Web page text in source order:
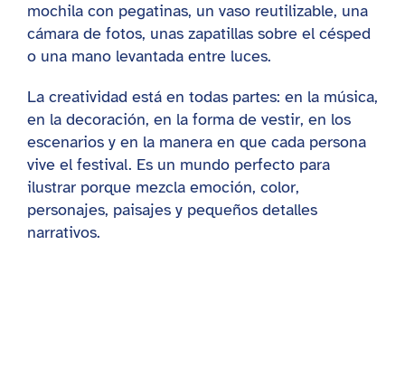
mochila con pegatinas, un vaso reutilizable, una
cámara de fotos, unas zapatillas sobre el césped
o una mano levantada entre luces.
La creatividad está en todas partes: en la música,
en la decoración, en la forma de vestir, en los
escenarios y en la manera en que cada persona
vive el festival. Es un mundo perfecto para
ilustrar porque mezcla emoción, color,
personajes, paisajes y pequeños detalles
narrativos.